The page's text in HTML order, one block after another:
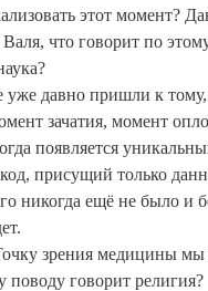
этот момент?
Валя, что говорит по
уже давно пришли к тому,
зачатия, момент
появляется
присущий только
никогда ещё не было и
зрения медицины
поводу говорит религия?